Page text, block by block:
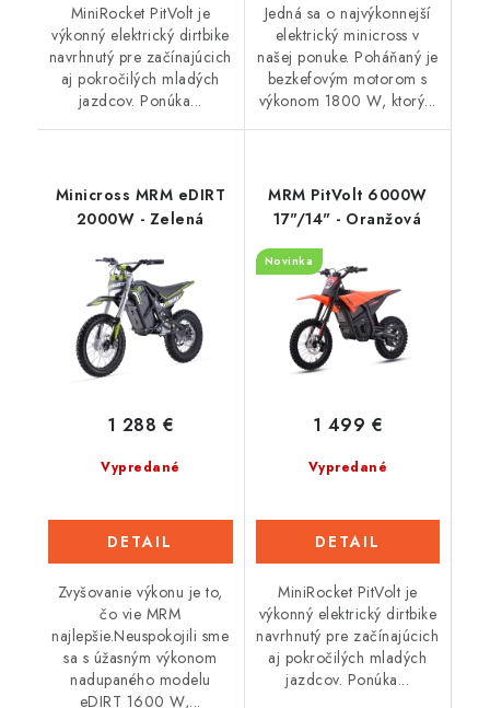
MiniRocket PitVolt je
výkonný elektrický dirtbike
navrhnutý pre začínajúcich
aj pokročilých mladých
jazdcov. Ponúka...
Jedná sa o najvýkonnejší
elektrický minicross v
našej ponuke. Poháňaný je
bezkefovým motorom s
výkonom 1800 W, ktorý...
Minicross MRM eDIRT
2000W - Zelená
Vypredané
1 288 €
DETAIL
Zvyšovanie výkonu je to,
čo vie MRM
najlepšie.Neuspokojili sme
sa s úžasným výkonom
nadupaného modelu
eDIRT 1600 W,...
MRM PitVolt 6000W
17"/14" - Oranžová
Novinka
Vypredané
1 499 €
DETAIL
MiniRocket PitVolt je
výkonný elektrický dirtbike
navrhnutý pre začínajúcich
aj pokročilých mladých
jazdcov. Ponúka...